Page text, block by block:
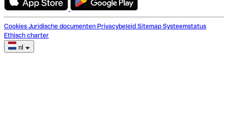
Cookies Juridische documenten Privacybeleid Sitemap Systeemstatus
Ethisch charter
nl